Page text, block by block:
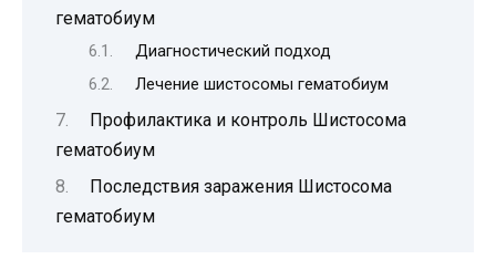
гематобиум
Диагностический подход
Лечение шистосомы гематобиум
Профилактика и контроль Шистосома
гематобиум
Последствия заражения Шистосома
гематобиум